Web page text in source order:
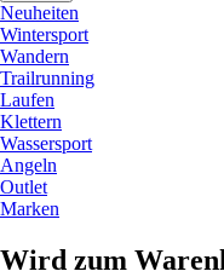
Neuheiten
Wintersport
Wandern
Trailrunning
Laufen
Klettern
Wassersport
Angeln
Outlet
Marken
Wird zum